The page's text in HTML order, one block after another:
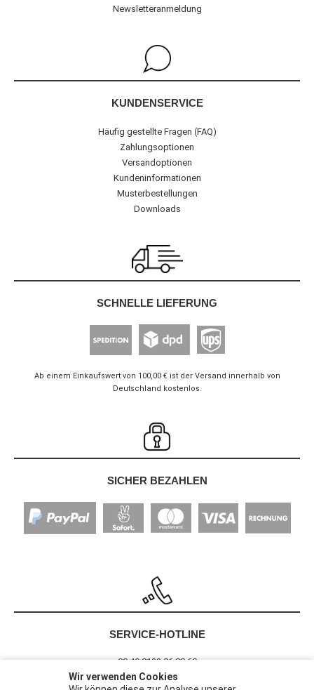
Newsletteranmeldung
KUNDENSERVICE
Häufig gestellte Fragen (FAQ)
Zahlungsoptionen
Versandoptionen
Kundeninformationen
Musterbestellungen
Downloads
SCHNELLE LIEFERUNG
Ab einem Einkaufswert von 100,00 € ist der Versand innerhalb von
Deutschland kostenlos.
SICHER BEZAHLEN
SERVICE-HOTLINE
00 49 8122 86 88 60
Wir verwenden Cookies